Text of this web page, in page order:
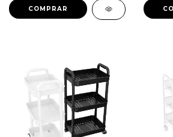
COMPRAR